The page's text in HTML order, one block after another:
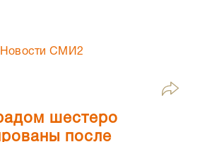
Новости СМИ2
шестеро
после